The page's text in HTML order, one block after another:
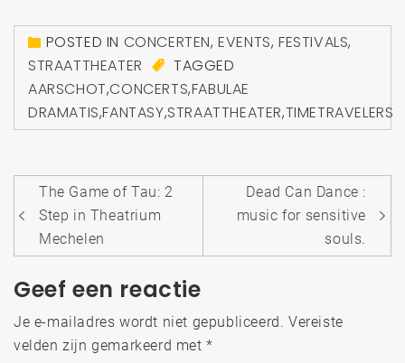
POSTED IN CONCERTEN,EVENTS,FESTIVALS,
STRAATTHEATER
TAGGED
AARSCHOT,CONCERTS,FABULAE
DRAMATIS,FANTASY,STRAATTHEATER,TIMETRAVELERS
Bericht
navigatie
The Game of Tau: 2
Step in Theatrium
Mechelen
Dead Can Dance :
music for sensitive
souls.
Geef een reactie
Je e-mailadres wordt niet gepubliceerd. Vereiste
velden zijn gemarkeerd met*